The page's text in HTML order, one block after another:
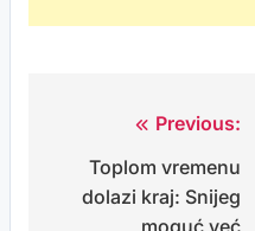
navigation
Previous:
Toplom vremenu
dolazi kraj: Snijeg
moguć već